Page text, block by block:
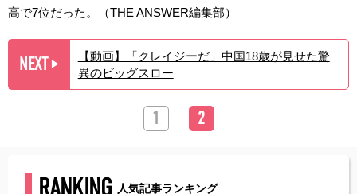
高で7位だった。（THE ANSWER編集部）
NEXT ▶︎
【動画】「クレイジーだ」中国18歳が見せた驚
異のビッグスロー
1 2
RANKING 人気記事ランキング